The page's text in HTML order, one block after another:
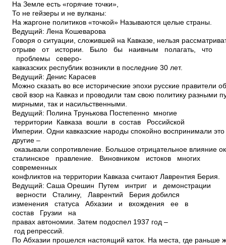
На Земле есть «горячие точки»,
То не гейзеры и не вулканы:
На жаргоне политиков «точкой» Называются целые страны.
Ведущий: Лена Кошеварова
Говоря о ситуации, сложившей на Кавказе, нельзя
отрыве от истории. Было бы наивным полагать, что
проблемы северо­
кавказских республик возникли в последние 30 лет.
Ведущий: Денис Карасев
Можно сказать во все исторические эпохи русские правители
свой взор на Кавказ и проводили там свою политику разными
мирными, так и насильственными.
Ведущий: Полина Трунькова Постепенно многие
территории Кавказа вошли в состав Российской
Империи. Одни кавказские народы спокойно воспринимали
другие –
оказывали сопротивление. Большое отрицательное влияние
сталинское правление. Виновником истоков многих
современных
конфликтов на территории Кавказа считают Лаврентия Берия.
Ведущий: Саша Орешин Путем интриг и демонстрации
верности Сталину, Лаврентий Берия добился
изменения статуса Абхазии и вхождения ее в
состав Грузии на
правах автономии. Затем подоспел 1937 год –
год репрессий.
По Абхазии прошелся настоящий каток. На места, где раньше